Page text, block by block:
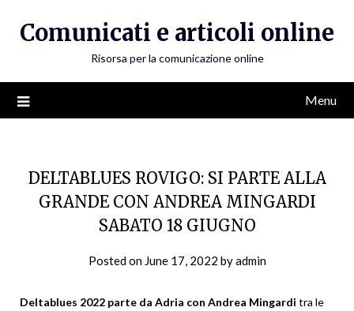
Comunicati e articoli online
Risorsa per la comunicazione online
Menu
DELTABLUES ROVIGO: SI PARTE ALLA
GRANDE CON ANDREA MINGARDI
SABATO 18 GIUGNO
Posted on June 17, 2022 byadmin
Deltablues 2022 parte da Adria con Andrea Mingardi tra le